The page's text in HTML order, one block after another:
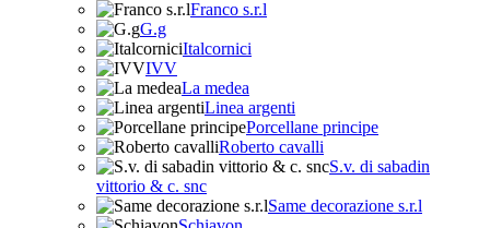
Franco s.r.l
G.g
Italcornici
IVV
La medea
Linea argenti
Porcellane principe
Roberto cavalli
S.v. di sabadin
vittorio & c. snc
Same decorazione s.r.l